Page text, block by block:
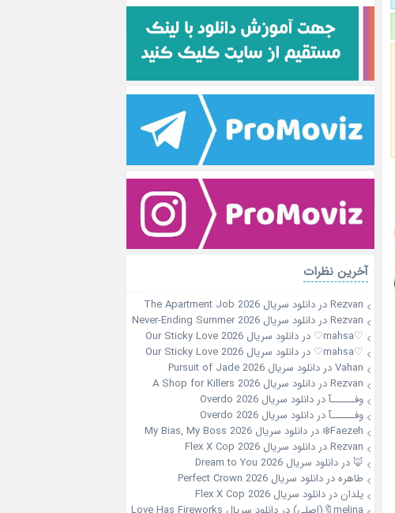
آخرین نظرات
Rezvanدر دانلود سریال The Apartment Job 2026
Rezvanدر دانلود سریال Never-Ending Summer 2026
♡mahsa♡
در دانلود سریال Our Sticky Love 2026
♡mahsa♡
در دانلود سریال Our Sticky Love 2026
Vahanدر دانلود سریال Pursuit of Jade 2026
Rezvanدر دانلود سریال A Shop for Killers 2026
وفــــــآدر دانلود سریال Overdo 2026
وفــــــآدر دانلود سریال Overdo 2026
Faezeh❄️
در دانلود سریال My Bias, My Boss 2026
Rezvanدر دانلود سریال Flex X Cop 2026
🦊در دانلود سریال Dream to You 2026
طاهرهدر دانلود سریال Perfect Crown 2026
یلدان در دانلود سریال Flex X Cop 2026